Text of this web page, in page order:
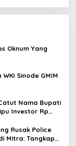
Oknum Yang
Sinode GMIM
Nama Bupati
Investor Rp
Rusak Police
Mitra: Tangkap